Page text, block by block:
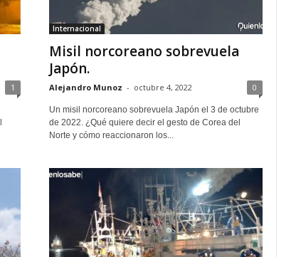
1
Internacional
Misil norcoreano sobrevuela
Japón.
Alejandro Munoz - octubre 4, 2022 0
Un misil norcoreano sobrevuela Japón el 3 de octubre
de 2022. ¿Qué quiere decir el gesto de Corea del
Norte y cómo reaccionaron los...